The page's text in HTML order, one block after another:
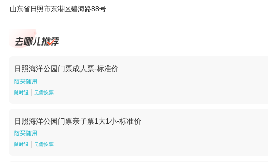
山东省日照市东港区碧海路88号
日照海洋公园门票成人票-标准价
随买随用
随时退 无需换票
日照海洋公园门票亲子票1大1小-标准价
随买随用
随时退 无需换票